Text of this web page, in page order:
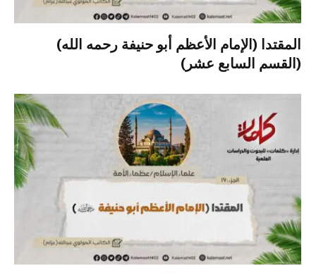
المقتدا (الإمام الأعظم أبو حنيفة رحمه الله)
(القسم السابع عشر)